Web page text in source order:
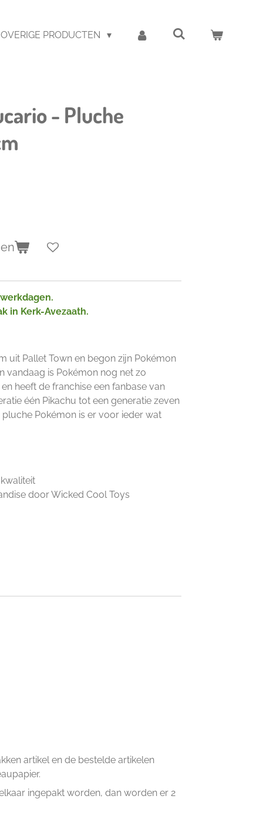
OVERIGE PRODUCTEN
- Pluche
in Kerk-Avezaath.
uit Pallet Town en begon zijn Pokémon
vandaag is Pokémon nog net zo
heeft de franchise een fanbase van
één Pikachu tot een generatie zeven
Pokémon is er voor ieder wat
door Wicked Cool Toys
artikel en de bestelde artikelen
ingepakt worden, dan worden er 2